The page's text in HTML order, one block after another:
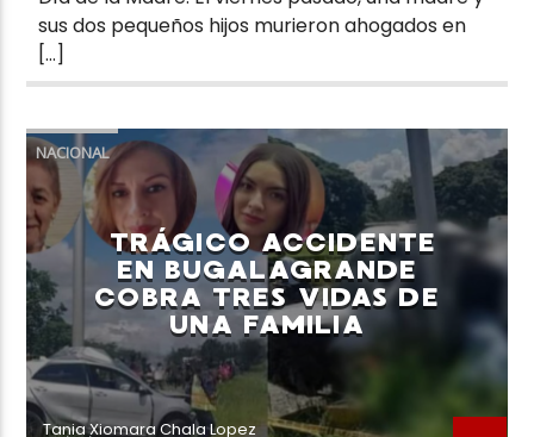
sus dos pequeños hijos murieron ahogados en
[…]
NACIONAL
TRÁGICO ACCIDENTE
EN BUGALAGRANDE
COBRA TRES VIDAS DE
UNA FAMILIA
Tania Xiomara Chala Lopez